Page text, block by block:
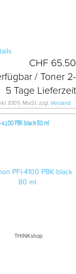
CHF 65.50
8.10% MwSt. zzgl. Versand
4100 PBK black 80 ml
THINKshop